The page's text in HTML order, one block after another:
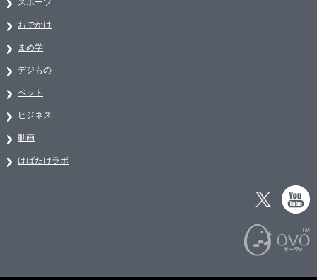
おでかけ
まめ学
デジもの
ペット
ビジネス
動画
はばたけラボ